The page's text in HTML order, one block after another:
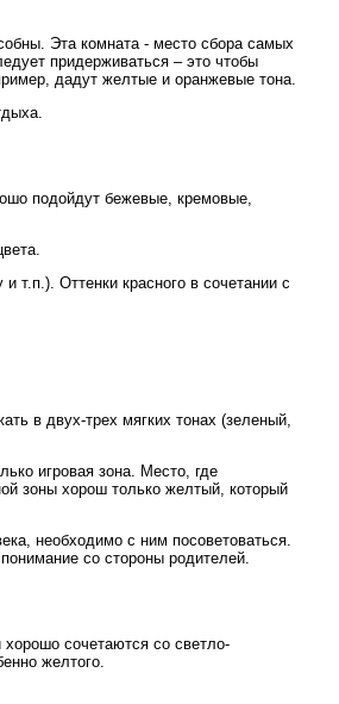
Эта комната - место сбора самых
придерживаться – это чтобы
дадут желтые и оранжевые тона.
подойдут бежевые, кремовые,
т.п.). Оттенки красного в сочетании с
в двух-трех мягких тонах (зеленый,
игровая зона. Место, где
зоны хорош только желтый, который
необходимо с ним посоветоваться.
со стороны родителей.
сочетаются со светло-
желтого.